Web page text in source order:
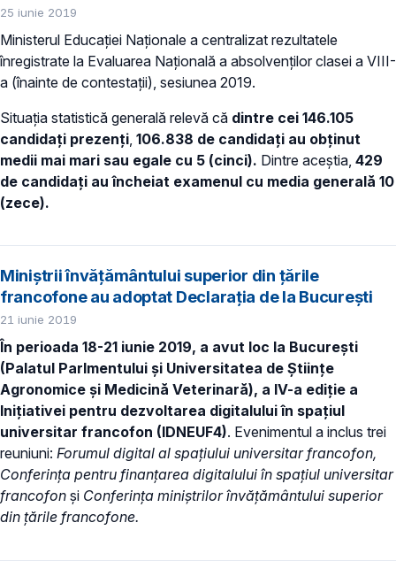
25 iunie 2019
Ministerul Educaţiei Naţionale a centralizat rezultatele
înregistrate la Evaluarea Naţională a absolvenţilor clasei a VIII-
a (înainte de contestaţii), sesiunea 2019.
Situația statistică generală relevă că dintre cei 146.105
candidaţi prezenți 106.838 de candidați au obţinut
medii mai mari sau egale cu 5 (cinci). Dintre aceștia, 429
de candidați au încheiat examenul cu media generală 10
(zece).
Miniștrii învățământului superior din țările
francofone au adoptat Declarația de la București
21 iunie 2019
În perioada 18-21 iunie 2019, a avut loc la București
(Palatul Parlmentului și Universitatea de Științe
Agronomice și Medicină Veterinară), a IV-a ediție a
Inițiativei pentru dezvoltarea digitalului în spațiul
universitar francofon (IDNEUF4). Evenimentul a inclus trei
reuniuni: Forumul digital al spațiului universitar francofon,
Conferința pentru finanțarea digitalului în spațiul universitar
francofon și Conferința miniștrilor învățământului superior
din țările francofone.